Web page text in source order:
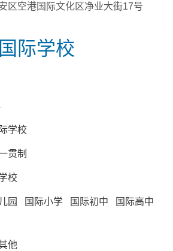
区空港国际文化区净业大街17号
际学校
学校
贯制
校
园 国际小学 国际初中 国际高中
他